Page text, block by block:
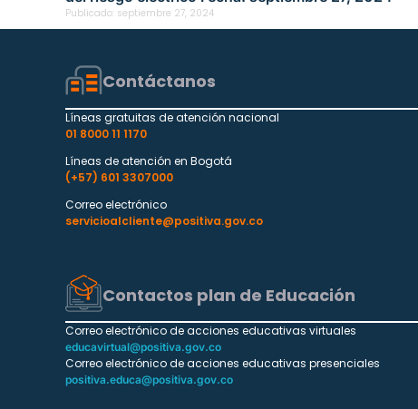
Publicado: septiembre 27, 2024
Contáctanos
Líneas gratuitas de atención nacional
01 8000 11 1170
Líneas de atención en Bogotá
(+57) 601 3307000
Correo electrónico
servicioalcliente@positiva.gov.co
Contactos plan de Educación
Correo electrónico de acciones educativas virtuales
educavirtual@positiva.gov.co
Correo electrónico de acciones educativas presenciales
positiva.educa@positiva.gov.co